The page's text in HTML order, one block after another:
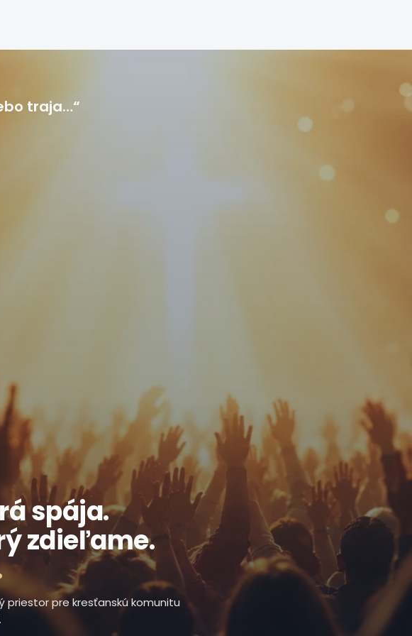
spája.
zdieľame.
priestor pre kresťanskú komunitu
traja…“